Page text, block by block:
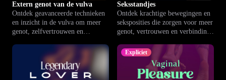
Extern genot van de vulva
Ontdek geavanceerde technieken
en inzicht in de vulva om meer
genot, zelfvertrouwen en
of samen.
Seksstandjes
Ontdek krachtige bewegingen en
seksposities die zorgen voor meer
genot, vertrouwen en verbinding.
beleving.
Expliciet